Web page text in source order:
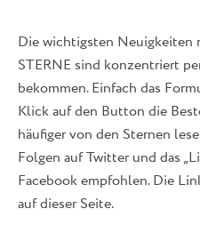
Die wichtigsten Neuigkeiten
STERNE sind konzentriert
bekommen. Einfach das
Klick auf den Button die
häufiger von den Sternen
Folgen auf Twitter und das
Facebook empfohlen. Die
auf dieser Seite.